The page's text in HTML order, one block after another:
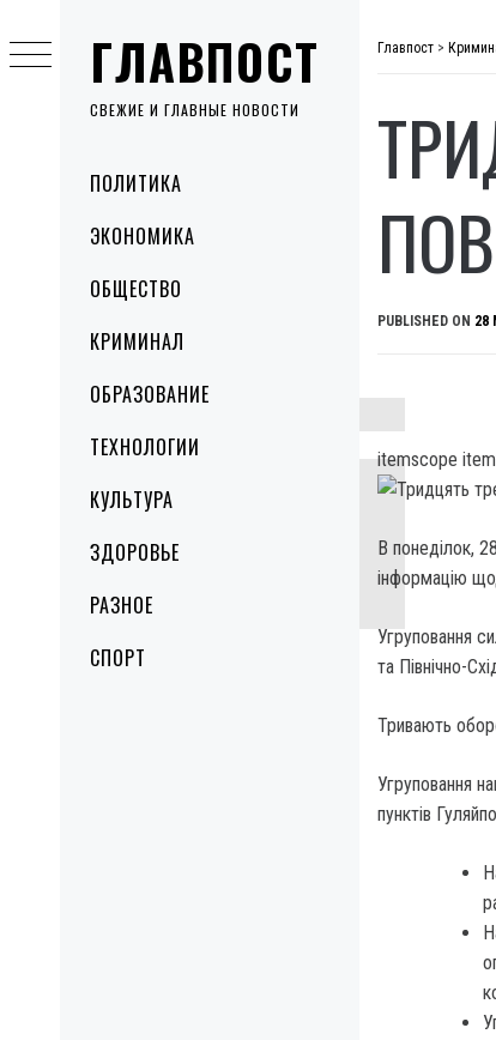
ГЛАВПОСТ
СВЕЖИЕ И ГЛАВНЫЕ НОВОСТИ
MenuПОЛИТИКА
ЭКОНОМИКА
ОБЩЕСТВО
КРИМИНАЛ
ОБРАЗОВАНИЕ
ТЕХНОЛОГИИ
КУЛЬТУРА
ЗДОРОВЬЕ
РАЗНОЕ
СПОРТ
to
content
Главпост >
PUBLISHED ON 28
itemscope
В понеділок,
інформацію
Угруповання
та Північно-
Тривають
Угруповання
пунктів